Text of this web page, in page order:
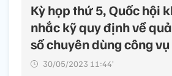
Kỳ họp thứ 5, Quốc hội
nhắc kỹ quy định về
số chuyên dùng công vụ
30/05/2023 11:44’